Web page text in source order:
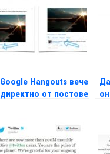
Google Hangouts вече
директно от постове